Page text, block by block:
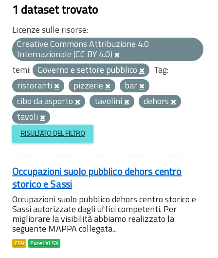
1 dataset trovato
Licenze sulle risorse:
Creative Commons Attribuzione 4.0
Internazionale (CC BY 4.0)
temi: Governo e settore pubblico
Tag:
ristoranti
pizzerie
bar
cibo da asporto
tavolini
dehors
tavoli
RISULTATO DEL FILTRO
Occupazioni suolo pubblico dehors centro
storico e Sassi
Occupazioni suolo pubblico dehors centro storico e
Sassi autorizzate dagli uffici competenti. Per
migliorare la visibilità abbiamo realizzato la
seguente MAPPA collegata...
CSV Excel XLSX